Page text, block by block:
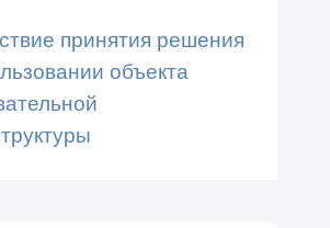
принятия решения
объекта